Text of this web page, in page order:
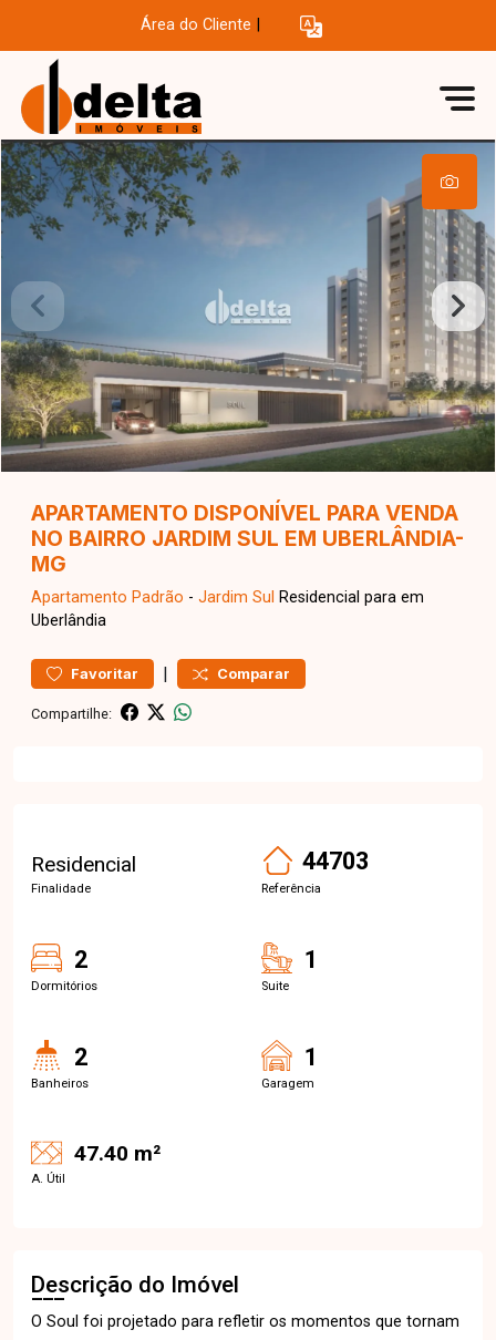
Área do Cliente
APARTAMENTO DISPONÍVEL PARA VENDA
NO BAIRRO JARDIM SUL EM UBERLÂNDIA-
MG
Apartamento Padrão - Jardim Sul Residencial para em
Uberlândia
Favoritar | Comparar
Compartilhe:
Residencial
Finalidade
44703
Referência
2
Dormitórios
1
Suite
2
Banheiros
1
Garagem
47.40 m²
A. Útil
Descrição do Imóvel
O Soul foi projetado para refletir os momentos que tornam